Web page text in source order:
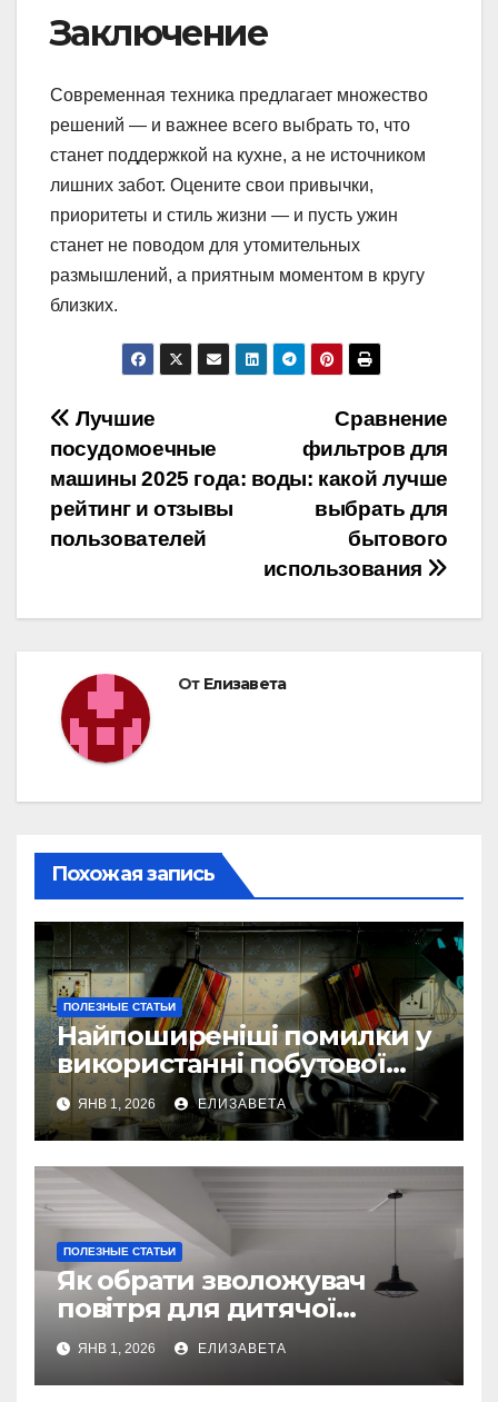
Заключение
Современная техника предлагает множество
решений — и важнее всего выбрать то, что
станет поддержкой на кухне, а не источником
лишних забот. Оцените свои привычки,
приоритеты и стиль жизни — и пусть ужин
станет не поводом для утомительных
размышлений, а приятным моментом в кругу
близких.
Навигация
по
записям
Сравнение
фильтров для
воды: какой лучше
выбрать для
бытового
использования
Лучшие
посудомоечные
машины 2025 года:
рейтинг и отзывы
пользователей
От Елизавета
Похожая запись
ПОЛЕЗНЫЕ СТАТЬИ
Найпоширеніші помилки у
використанні побутової
техніки — та як їх уникнути
ЯНВ 1, 2026 ЕЛИЗАВЕТА
ПОЛЕЗНЫЕ СТАТЬИ
Як обрати зволожувач
повітря для дитячої
кімнати
ЯНВ 1, 2026 ЕЛИЗАВЕТА